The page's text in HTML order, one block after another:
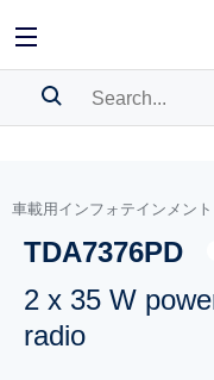
BOOKMARK
Pleaselog into show
車載用インフォテインメン
TDA7376PD
2 x 35 W
radio